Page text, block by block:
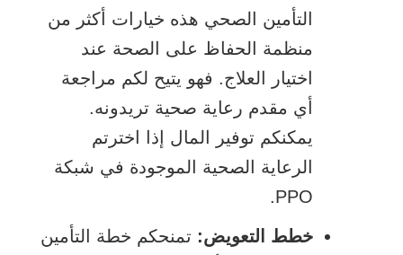
التأمين الصحي هذه خيارات أكثر من
منظمة الحفاظ على الصحة عند
اختيار العلاج. فهو يتيح لكم مراجعة
أي مقدم رعاية صحية تريدونه.
يمكنكم توفير المال إذا اخترتم
الرعاية الصحية الموجودة في شبكة
PPO.
خطط التعويض: تمنحكم خطة التأمين